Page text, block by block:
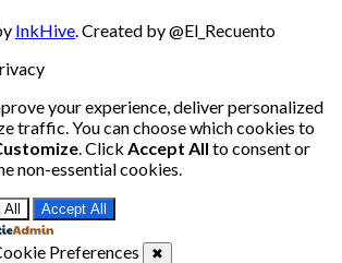
InkHive.Created by @El_Recuento
your experience, deliver personalized
traffic. You can choose which cookies to
. Click Accept All to consent or
non-essential cookies.
Accept All
Preferences
✖